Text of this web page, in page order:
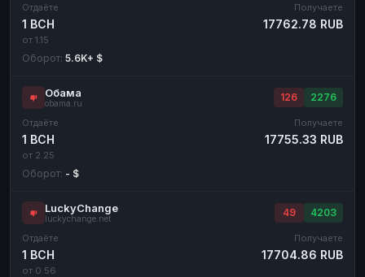
Отдаёте
1 BCH
от 1.15
Получаете
17762.78 RUB
Оборот: 5.6K+ $
Обама
obama.ru
126 2276
Отдаёте
1 BCH
от 2.25
Получаете
17755.33 RUB
Оборот: - $
LuckyChange
luckychange.net
49 4203
Отдаёте
1 BCH
от 0.56
Получаете
17704.86 RUB